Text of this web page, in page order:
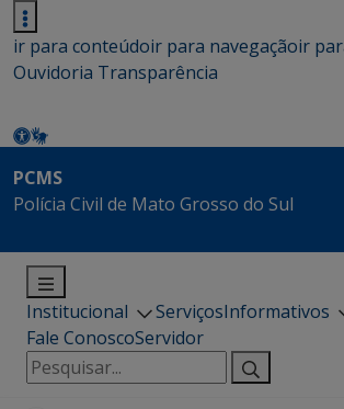
ir para conteúdoir para navegaçãoir
Ouvidoria Transparência
PCMS
Polícia Civil de Mato Grosso do Sul
Institucional ServiçosInformativos
Fale ConoscoServidor
Pesquisar
por: